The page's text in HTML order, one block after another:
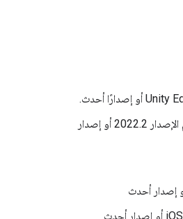
ننصح باستخدام الإصدار 2022.2 أو إصدار